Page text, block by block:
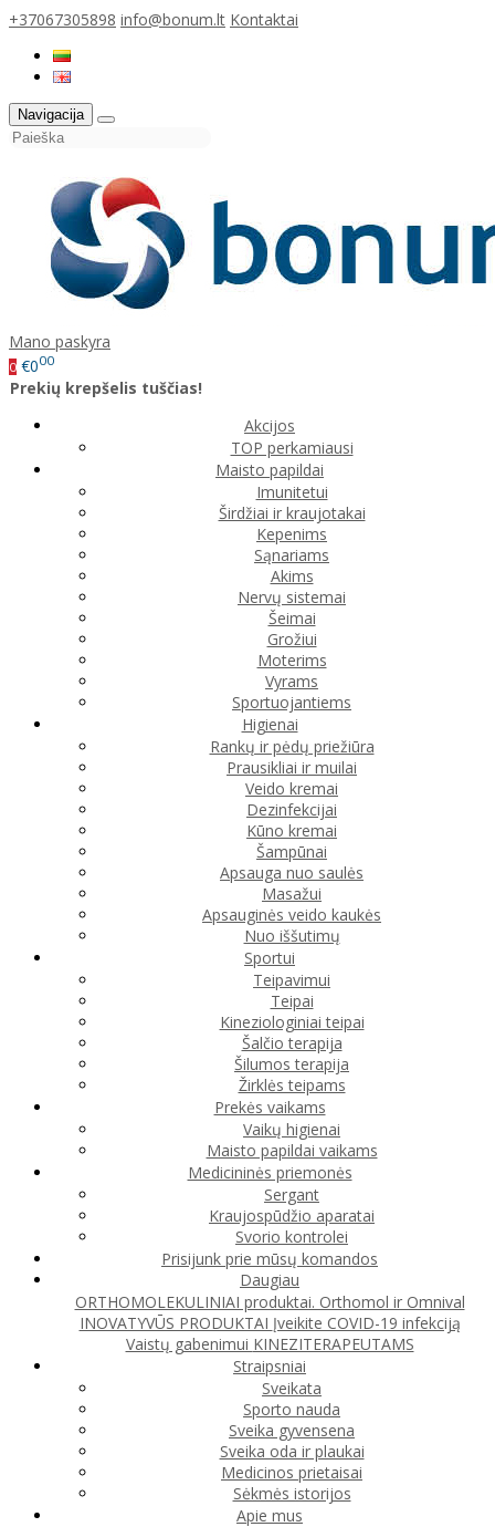
+37067305898 info@bonum.lt Kontaktai
Navigacija
Mano paskyra
0 €000
Prekių krepšelis tuščias!
Akcijos
TOP perkamiausi
Maisto papildai
Imunitetui
Širdžiai ir kraujotakai
Kepenims
Sąnariams
Akims
Nervų sistemai
Šeimai
Grožiui
Moterims
Vyrams
Sportuojantiems
Higienai
Rankų ir pėdų priežiūra
Prausikliai ir muilai
Veido kremai
Dezinfekcijai
Kūno kremai
Šampūnai
Apsauga nuo saulės
Masažui
Apsauginės veido kaukės
Nuo iššutimų
Sportui
Teipavimui
Teipai
Kineziologiniai teipai
Šalčio terapija
Šilumos terapija
Žirklės teipams
Prekės vaikams
Vaikų higienai
Maisto papildai vaikams
Medicininės priemonės
Sergant
Kraujospūdžio aparatai
Svorio kontrolei
Prisijunk prie mūsų komandos
Daugiau
ORTHOMOLEKULINIAI produktai. Orthomol ir Omnival
INOVATYVŪS PRODUKTAI Įveikite COVID-19 infekciją
Vaistų gabenimui KINEZITERAPEUTAMS
Straipsniai
Sveikata
Sporto nauda
Sveika gyvensena
Sveika oda ir plaukai
Medicinos prietaisai
Sėkmės istorijos
Apie mus